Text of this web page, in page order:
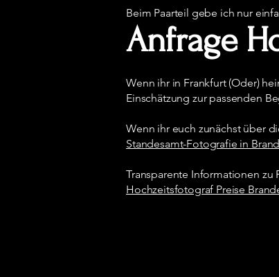
Beim Paarteil gebe ich nur
Anfrage
Wenn ihr in Frankfurt (Oder)
Einschätzung zur passenden
Wenn ihr euch zunächst über
Standesamt-Fotografie in
Transparente Informationen zu
Hochzeitsfotograf Preise